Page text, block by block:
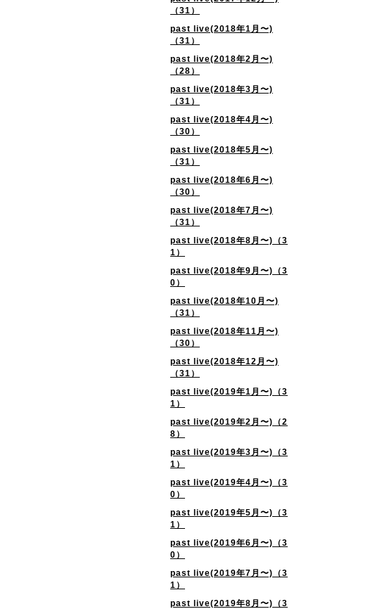
（31）
past live(2018年1月〜)
（31）
past live(2018年2月〜)
（28）
past live(2018年3月〜)
（31）
past live(2018年4月〜)
（30）
past live(2018年5月〜)
（31）
past live(2018年6月〜)
（30）
past live(2018年7月〜)
（31）
past live(2018年8月〜)（3
1）
past live(2018年9月〜)（3
0）
past live(2018年10月〜)
（31）
past live(2018年11月〜)
（30）
past live(2018年12月〜)
（31）
past live(2019年1月〜)（3
1）
past live(2019年2月〜)（2
8）
past live(2019年3月〜)（3
1）
past live(2019年4月〜)（3
0）
past live(2019年5月〜)（3
1）
past live(2019年6月〜)（3
0）
past live(2019年7月〜)（3
1）
past live(2019年8月〜)（3